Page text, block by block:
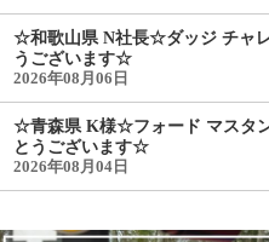
☆和歌山県 N社長☆ダッジ チャ
うございます☆
2026年08月06日
☆青森県 K様☆フォード マスタ
とうございます☆
2026年08月04日